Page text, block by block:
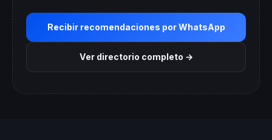
Recibir recomendaciones por WhatsApp
Ver directorio completo →